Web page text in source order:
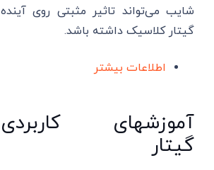
شایب می‌تواند تاثیر مثبتی روی آینده
گیتار کلاسیک داشته باشد.
اطلاعات بیشتر
آموزشهای کاربردی
گیتار